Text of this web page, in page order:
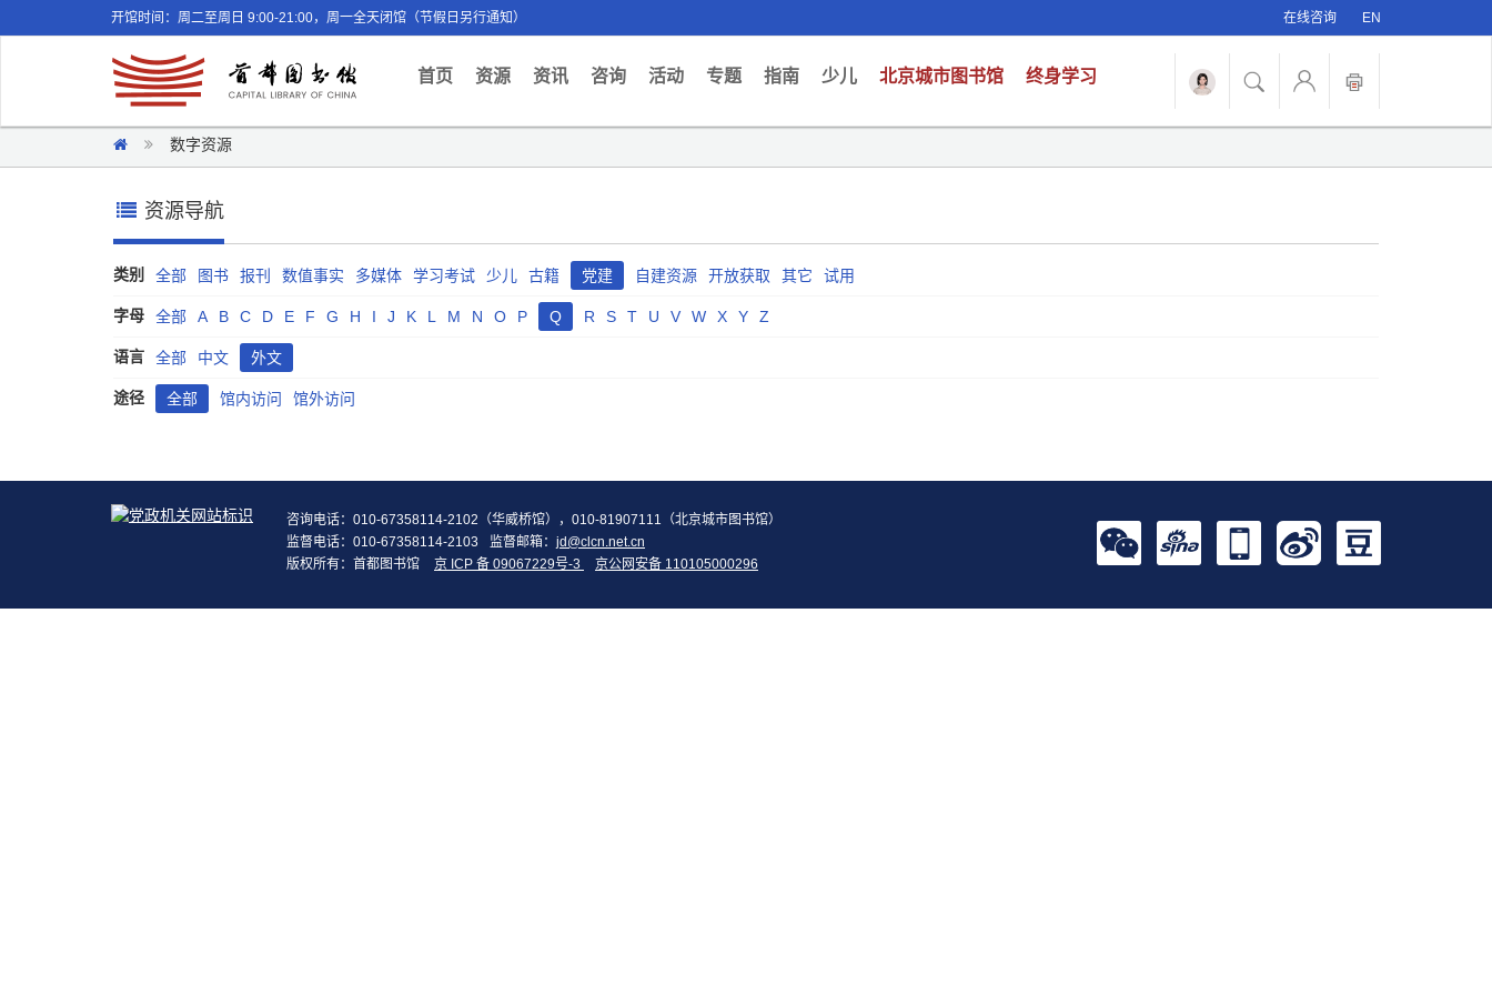
开馆时间：周二至周日 9:00-21:00，周一全天闭馆（节假日另行通知） 在线咨询 EN
首页(current)
资源 资讯 咨询 活动 专题 指南 少儿 北京城市图书馆 终身学习
数字资源
资源导航
类别 全部 图书 报刊 数值事实 多媒体 学习考试 少儿 古籍 党建 自建资源 开放获取 其它 试用
字母 全部 A B C D E F G H I J K L M N O P Q R S T U V W X Y Z
语言 全部 中文 外文
途径 全部 馆内访问 馆外访问
咨询电话：010-67358114-2102（华威桥馆），010-81907111（北京城市图书馆）
监督电话：010-67358114-2103
监督邮箱： jd@clcn.net.cn
版权所有：首都图书馆
京 ICP 备 09067229号-3 京公网安备 110105000296